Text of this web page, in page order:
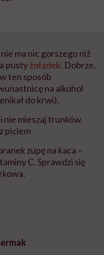
ma nic gorszego niż
pustyżołądek. Dobrze,
ten sposób
na alkohol
do krwi).
nie mieszaj trunków.
piciem
zupę na kaca –
C. Sprawdzi się